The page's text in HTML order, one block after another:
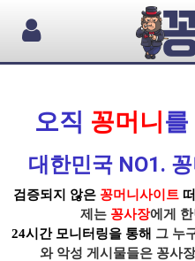
오직 꽁머니
대한민국 NO1.
검증되지 않은 꽁머니사이트
제는 꽁사장에게
24시간 모니터링을 통해 그 누
와 악성 게시물들은 꽁사장